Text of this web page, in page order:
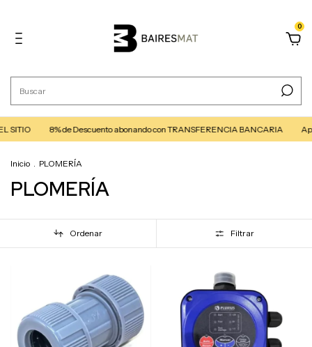
0
8% de Descuento abonando con TRANSFERENCIA BANCARIA
Inicio . PLOMERÍA
PLOMERÍA
Ordenar Filtrar